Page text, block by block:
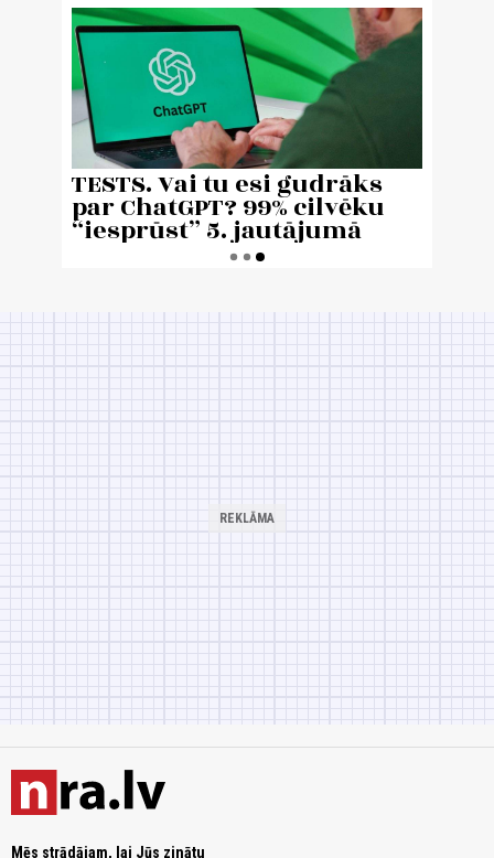
Mēs strādājam, lai Jūs zinātu